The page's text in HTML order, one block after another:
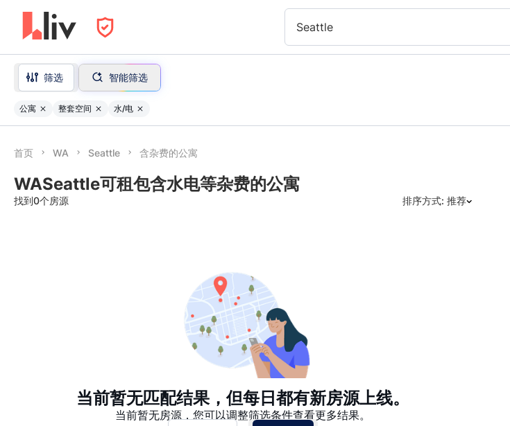
Seattle
筛选 智能筛选
公寓 整套空间 水/电
首页 WA Seattle 含杂费的公寓
WASeattle可租包含水电等杂费的公寓
找到0个房源 排序方式: 推荐
当前暂无匹配结果，但每日都有新房源上线。
当前暂无房源，您可以调整筛选条件查看更多结果。